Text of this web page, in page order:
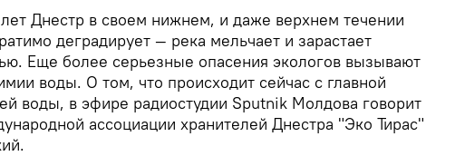
Днестр в своем нижнем, и даже верхнем течении
деградирует — река мельчает и зарастает
Еще более серьезные опасения экологов вызывают
воды. О том, что происходит сейчас с главной
воды, в эфире радиостудии Sputnik Молдова говорит
ассоциации хранителей Днестра "Эко Тирас"